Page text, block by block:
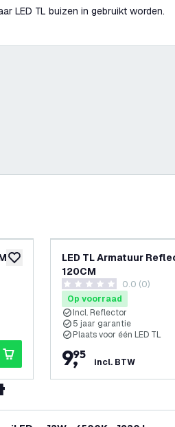
LED TL buizen in gebruikt worden.
toevoegen aan verlanglijst
LED TL Armatuur
120CM
0 score sterren0.0 (0)
Op voorraad
Incl. Reflector
5 jaar garantie
Plaats voor één LED TL
9,
95
incl. BTW